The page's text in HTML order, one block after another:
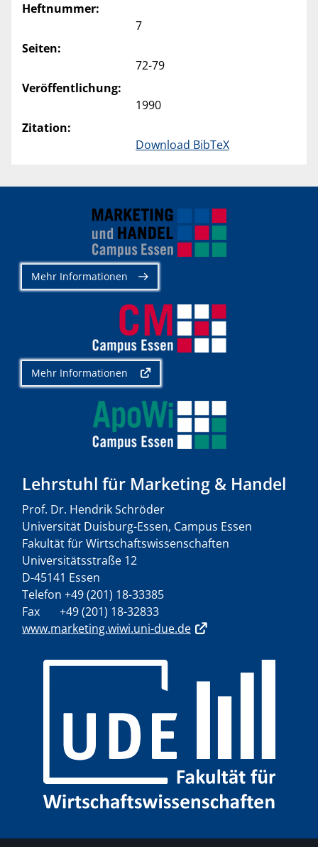
Heftnummer:
7
Seiten:
72-79
Veröffentlichung:
1990
Zitation:
Download BibTeX
Mehr Informationen
Mehr Informationen
Lehrstuhl für Marketing & Handel
Prof. Dr. Hendrik Schröder
Universität Duisburg-Essen, Campus Essen
Fakultät für Wirtschaftswissenschaften
Universitätsstraße 12
D-45141 Essen
Telefon +49 (201) 18-33385
Fax +49 (201) 18-32833
www.marketing.wiwi.uni-due.de